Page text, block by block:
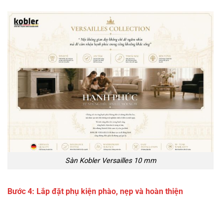
Sàn Kobler Versailles 10 mm
Bước 4: Lắp đặt phụ kiện phào, nẹp và hoàn thiện